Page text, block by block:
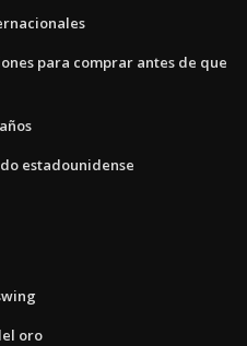
para comprar antes de que
estadounidense
oro